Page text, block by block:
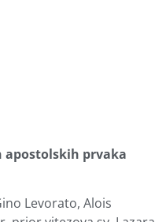
apostolskih prvaka
Levorato, Alois